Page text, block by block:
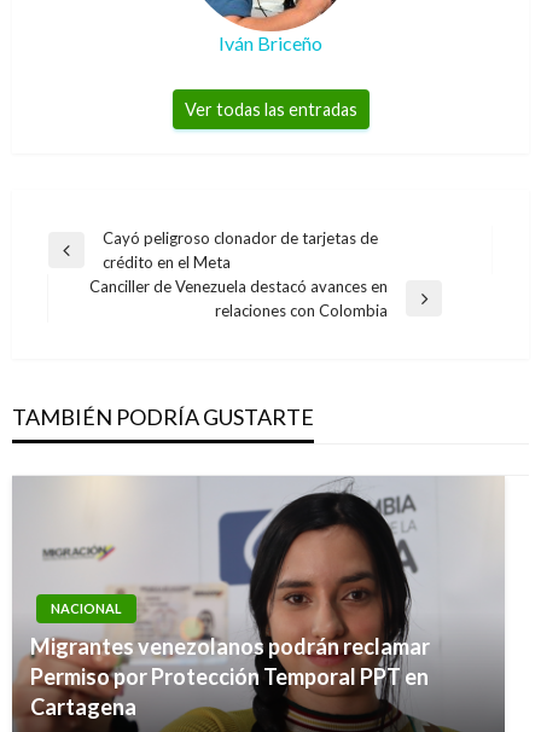
Iván Briceño
Ver todas las entradas
Navegación
Entrada
anterior
Cayó peligroso clonador de tarjetas de
crédito en el Meta
Canciller de Venezuela destacó avances en
relaciones con Colombia
TAMBIÉN PODRÍA GUSTARTE
NACIONAL
Migrantes venezolanos podrán reclamar
Permiso por Protección Temporal PPT en
Cartagena